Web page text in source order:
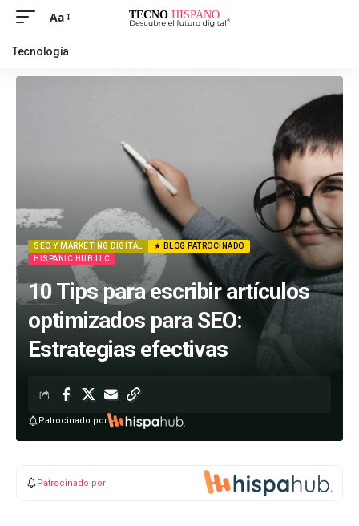
Aa
Tecnología
SEO Y MARKETING DIGITAL
★ BLOG PATROCINADO
HISPANIC HUB LLC
10 Tips para escribir artículos
optimizados para SEO:
Estrategias efectivas
Patrocinado por
Patrocinado por